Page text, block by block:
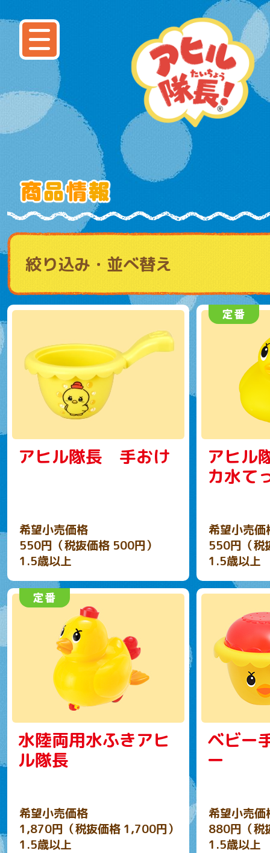
絞り込み・並べ替え
アヒル隊長 手おけ
希望小売価格
550円（税抜価格 500円）
1.5歳以上
アヒル
カ水て
希望小売価
550円（税
1.5歳以上
水陸両用水ふきアヒ
ル隊長
希望小売価格
1,870円（税抜価格 1,700円）
1.5歳以上
ベビー
ー
希望小売価
880円（税
1.5歳以上